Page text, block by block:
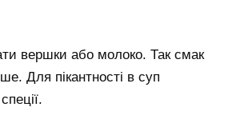
вершки або молоко. Так смак
Для пікантності в суп